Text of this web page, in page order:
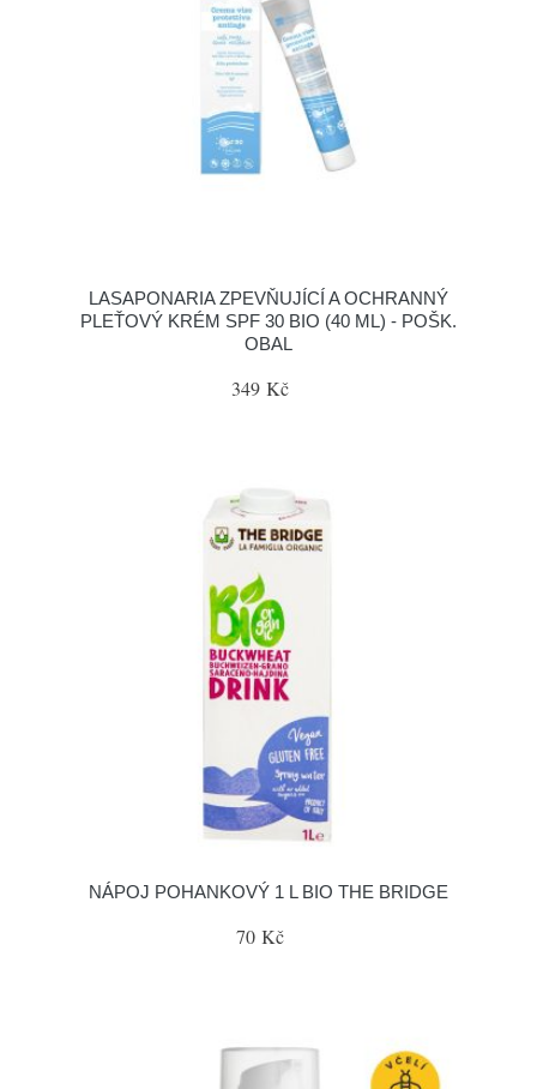
LASAPONARIA ZPEVŇUJÍCÍ A OCHRANNÝ
PLEŤOVÝ KRÉM SPF 30 BIO (40 ML) - POŠK.
OBAL
349 Kč
NÁPOJ POHANKOVÝ 1 L BIO THE BRIDGE
70 Kč